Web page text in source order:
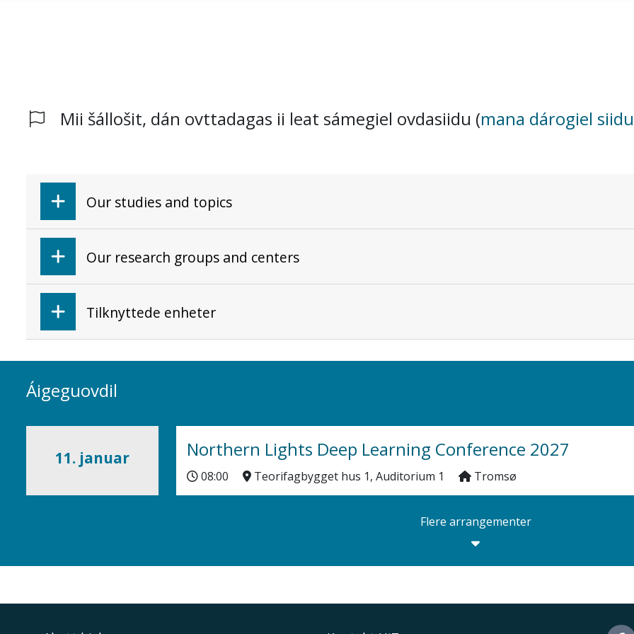
Gå til hovedinnholdMii šállošit, dán ovttadagas ii leat sámegiel ovdasiidu (mana dárogiel
Our studies and topics
Our research groups and centers
Tilknyttede enheter
Áigeguovdil
11. januar Northern Lights Deep Learning Conference 2027
08:00 Teorifagbygget hus 1, Auditorium 1 Tromsø
Flere arrangementer